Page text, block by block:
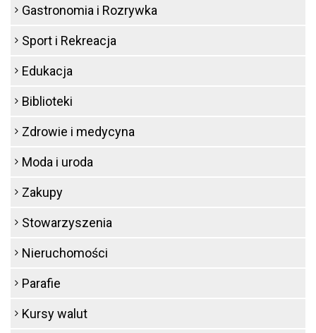
Gastronomia i Rozrywka
Sport i Rekreacja
Edukacja
Biblioteki
Zdrowie i medycyna
Moda i uroda
Zakupy
Stowarzyszenia
Nieruchomości
Parafie
Kursy walut